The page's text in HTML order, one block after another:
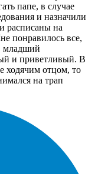
папе, в случае
и назначили
расписаны на
понравилось все,
младший
и приветливый. В
ходячим отцом, то
на трап